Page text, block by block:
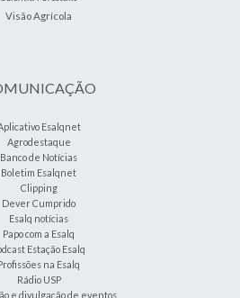
Visão Agrícola
Esalqnet
Agrodestaque
Banco de Notícias
Boletim Esalqnet
Clipping
Dever Cumprido
Esalq notícias
Papo com a Esalq
Estação Esalq
na Esalq
Rádio USP
e divulgação de eventos